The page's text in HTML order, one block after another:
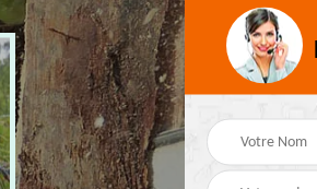
Abattage d'arbres 71
Saône-et-Loire